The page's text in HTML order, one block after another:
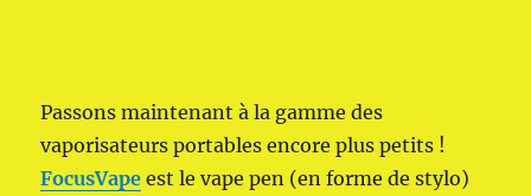
Passons maintenant à la gamme des
vaporisateurs portables encore plus petits !
FocusVape est le vape pen (en forme de stylo)